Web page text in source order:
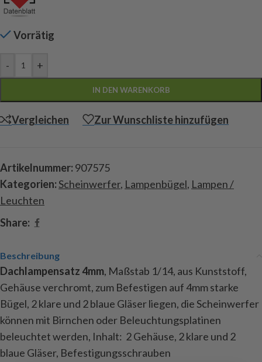
Vorrätig
- +
IN DEN WARENKORB
Vergleichen Zur Wunschliste hinzufügen
Artikelnummer: 907575
Kategorien:Scheinwerfer, Lampenbügel, Lampen /
Leuchten
Share:
Beschreibung
Dachlampensatz 4mm, Maßstab 1/14, aus Kunststoff,
Gehäuse verchromt, zum Befestigen auf 4mm starke
Bügel, 2 klare und 2 blaue Gläser liegen, die Scheinwerfer
können mit Birnchen oder Beleuchtungsplatinen
beleuchtet werden, Inhalt: 2 Gehäuse, 2 klare und 2
blaue Gläser, Befestigungsschrauben